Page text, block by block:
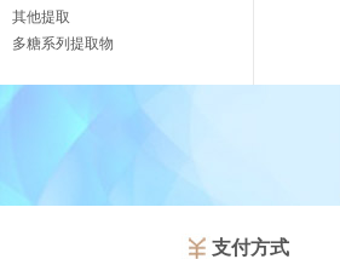
其他提取
多糖系列提取物
支付方式